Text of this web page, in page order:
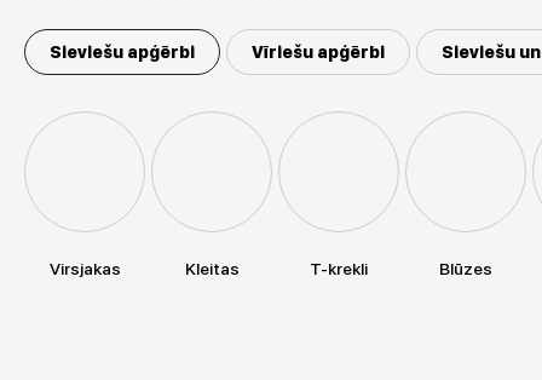
Sieviešu apģērbi Vīriešu apģērbi Sieviešu
Virsjakas Kleitas T-krekli Blūzes